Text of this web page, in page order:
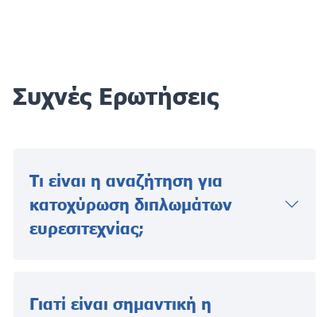
Συχνές Ερωτήσεις
Τι είναι η αναζήτηση για
κατοχύρωση διπλωμάτων
ευρεσιτεχνίας;
Γιατί είναι σημαντική η